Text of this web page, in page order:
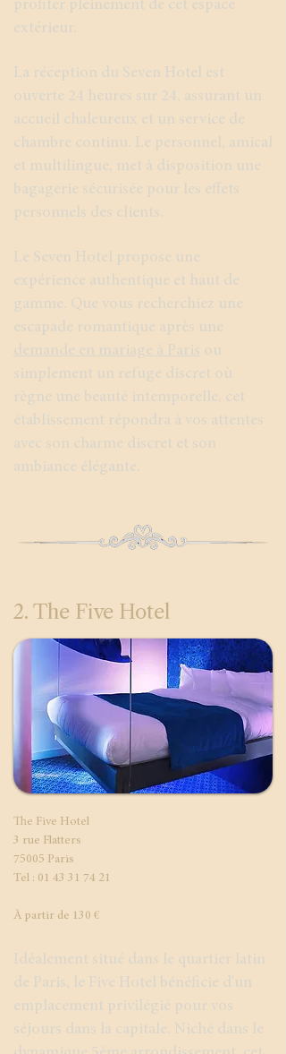
profiter pleinement de cet espace
extérieur.
​​La réception du Seven Hotel est
ouverte 24 heures sur 24, assurant un
accueil chaleureux et un service de
chambre continu. Le personnel, amical
et multilingue, met à disposition une
bagagerie sécurisée pour les effets
personnels des clients.
Le Seven Hotel propose une
expérience authentique et haut de
gamme. Que vous recherchiez une
escapade romantique après une
demande en mariage à Paris ou
simplement un refuge discret où
règne une beauté intemporelle, cet
établissement répondra à vos attentes
avec son charme discret et son
ambiance élégante.
2. The Five Hotel
The Five Hotel
3 rue Flatters
75005 Paris
Tel : 01 43 31 74 21
​À partir de 130 €
Idéalement situé dans le quartier latin
de Paris, le Five Hotel bénéficie d'un
emplacement privilégié pour vos
séjours dans la capitale. Niché dans le